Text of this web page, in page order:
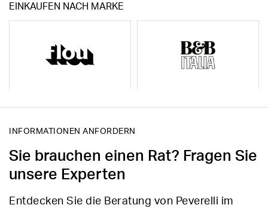
EINKAUFEN NACH MARKE
INFORMATIONEN ANFORDERN
Sie brauchen einen Rat? Fragen Sie
unsere Experten
Entdecken Sie die Beratung von Peverelli im